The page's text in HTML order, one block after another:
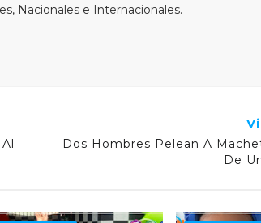
Nacionales e Internacionales.
Dos Hombres Pelean A
De